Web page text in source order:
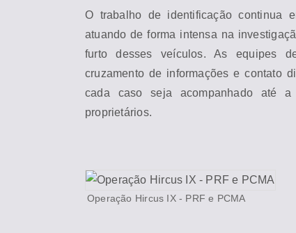
O trabalho de identificação continua
atuando de forma intensa na
furto desses veículos. As equipes
cruzamento de informações e contato
cada caso seja acompanhado até
proprietários.
Operação Hircus IX - PRF e PCMA